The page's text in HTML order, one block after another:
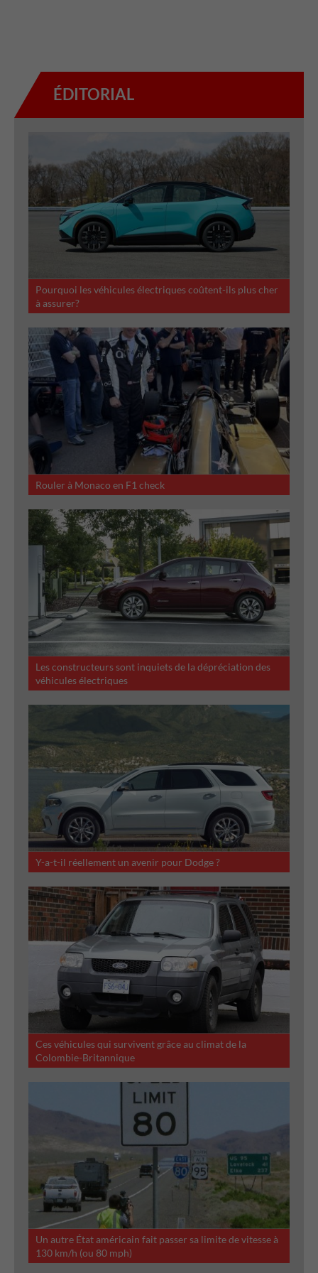
ÉDITORIAL
Pourquoi les véhicules électriques coûtent-ils plus cher
à assurer?
Rouler à Monaco en F1 check
Les constructeurs sont inquiets de la dépréciation des
véhicules électriques
Y-a-t-il réellement un avenir pour Dodge ?
Ces véhicules qui survivent grâce au climat de la
Colombie-Britannique
Un autre État américain fait passer sa limite de vitesse à
130 km/h (ou 80 mph)